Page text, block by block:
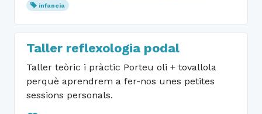
infancia
Taller reflexologia podal
Taller teòric i pràctic Porteu oli + tovallola
perquè aprendrem a fer-nos unes petites
sessions personals.